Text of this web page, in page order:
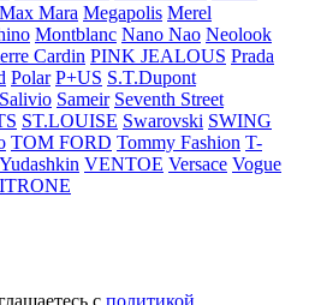
Max Mara Megapolis Merel
Montblanc Nano Nao Neolook
Cardin PINK JEALOUS Prada
Polar P+US S.T.Dupont
Salivio Sameir Seventh Street
ST.LOUISE Swarovski SWING
TOM FORD Tommy Fashion T-
VENTOE Versace Vogue
с политикой